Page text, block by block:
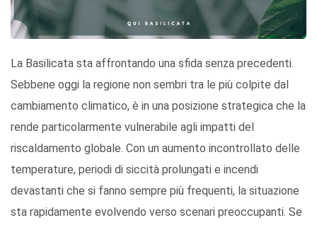
La Basilicata sta affrontando una sfida senza precedenti.
Sebbene oggi la regione non sembri tra le più colpite dal
cambiamento climatico, è in una posizione strategica che la
rende particolarmente vulnerabile agli impatti del
riscaldamento globale. Con un aumento incontrollato delle
temperature, periodi di siccità prolungati e incendi
devastanti che si fanno sempre più frequenti, la situazione
sta rapidamente evolvendo verso scenari preoccupanti. Se